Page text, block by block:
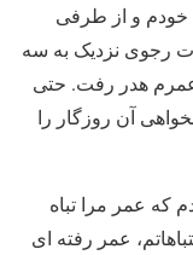
خودم و از طرفی
رجوی نزدیک به سه
عمرم هدر رفت. حتی
آن روزگار را
که عمر مرا تباه
عمر رفته ای